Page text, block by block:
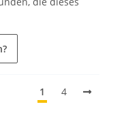
1 4